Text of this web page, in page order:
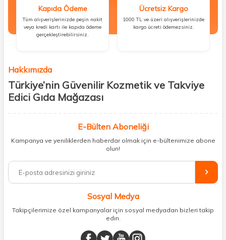
Kapıda Ödeme
Tüm alışverişlerinizde peşin nakit
veya kredi kartı ile kapıda ödeme
gerçekleştirebilirsiniz.
Ücretsiz Kargo
1000 TL ve üzeri alışverişlerinizde
kargo ücreti ödemezsiniz.
Hakkımızda
Türkiye’nin Güvenilir Kozmetik ve Takviye
Edici Gıda Mağazası
kişisel bakım hem de takviye edici gıda ürünlerini sizlerle
buluşturuyoruz. Artık mağaza mağaza dolaşmanıza gerek yok;
ihtiyacınız olan her şeyi tek bir çatı altında topluyor ve kapınıza kadar
%100 orijinal kozmetik ve sağlık ürünleriyle güzelliğinizi tamamlayabilir,
vücudunuzu desteklemek için güvenilir takviye edici gıdalara
minerallere kadar binlerce ürünü uygun fiyat ve hızlı kargo avantajıyla
sunuyoruz.
buluşturuyor ve online alışveriş deneyiminizi en iyi hale getiriyoruz.
E-Bülten Aboneliği
Kampanya ve yeniliklerden haberdar olmak için e-bültenimize abone
olun!
Sosyal Medya
Takipçilerimize özel kampanyalar için sosyal medyadan bizleri takip
edin.